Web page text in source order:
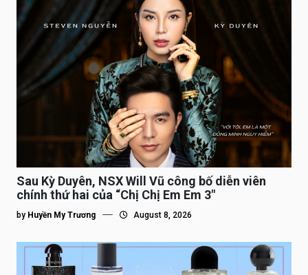
Sau Kỳ Duyên, NSX Will Vũ công bố diễn viên
chính thứ hai của “Chị Chị Em Em 3″
by Huyền My Trương August 8, 2026